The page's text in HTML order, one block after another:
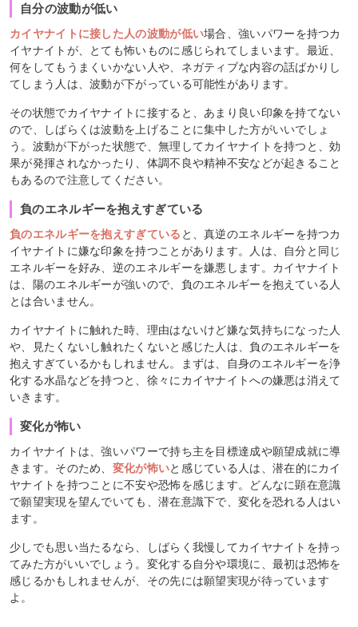
自分の波動が低い
カイヤナイトに接した人の波動が低い場合、強いパワーを持つカ
イヤナイトが、とても怖いものに感じられてしまいます。最近、
何をしてもうまくいかない人や、ネガティブな内容の話ばかりし
てしまう人は、波動が下がっている可能性があります。
その状態でカイヤナイトに接すると、あまり良い印象を持てない
ので、しばらくは波動を上げることに集中した方がいいでしょ
う。波動が下がった状態で、無理してカイヤナイトを持つと、効
果が発揮されなかったり、体調不良や精神不安などが起きること
もあるので注意してください。
負のエネルギーを抱えすぎている
負のエネルギーを抱えすぎている と、真逆のエネルギーを持つカ
イヤナイトに嫌な印象を持つことがあります。人は、自分と同じ
エネルギーを好み、逆のエネルギーを嫌悪します。カイヤナイト
は、陽のエネルギーが強いので、負のエネルギーを抱えている人
とは合いません。
カイヤナイトに触れた時、理由はないけど嫌な気持ちになった人
や、見たくないし触れたくないと感じた人は、負のエネルギーを
抱えすぎているかもしれません。まずは、自身のエネルギーを浄
化する水晶などを持つと、徐々にカイヤナイトへの嫌悪は消えて
いきます。
変化が怖い
カイヤナイトは、強いパワーで持ち主を目標達成や願望成就に導
きます。そのため、 変化が怖いと感じている人は、潜在的にカイ
ヤナイトを持つことに不安や恐怖を感じます。どんなに顕在意識
で願望実現を望んでいても、潜在意識下で、変化を恐れる人はい
ます。
少しでも思い当たるなら、しばらく我慢してカイヤナイトを持っ
てみた方がいいでしょう。変化する自分や環境に、最初は恐怖を
感じるかもしれませんが、その先には願望実現が待っています
よ。